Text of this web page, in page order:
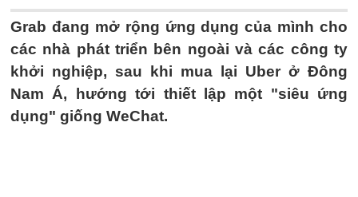
Grab đang mở rộng ứng dụng của mình cho
các nhà phát triển bên ngoài và các công ty
khởi nghiệp, sau khi mua lại Uber ở Đông
Nam Á, hướng tới thiết lập một "siêu ứng
dụng" giống WeChat.